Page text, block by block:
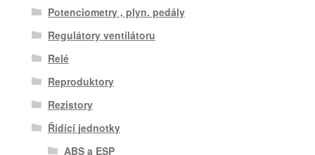
Potenciometry , plyn. pedály
Regulátory ventilátoru
Relé
Reproduktory
Rezistory
Řídící jednotky
ABS a ESP